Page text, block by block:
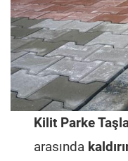
Kilit Parke
arasında